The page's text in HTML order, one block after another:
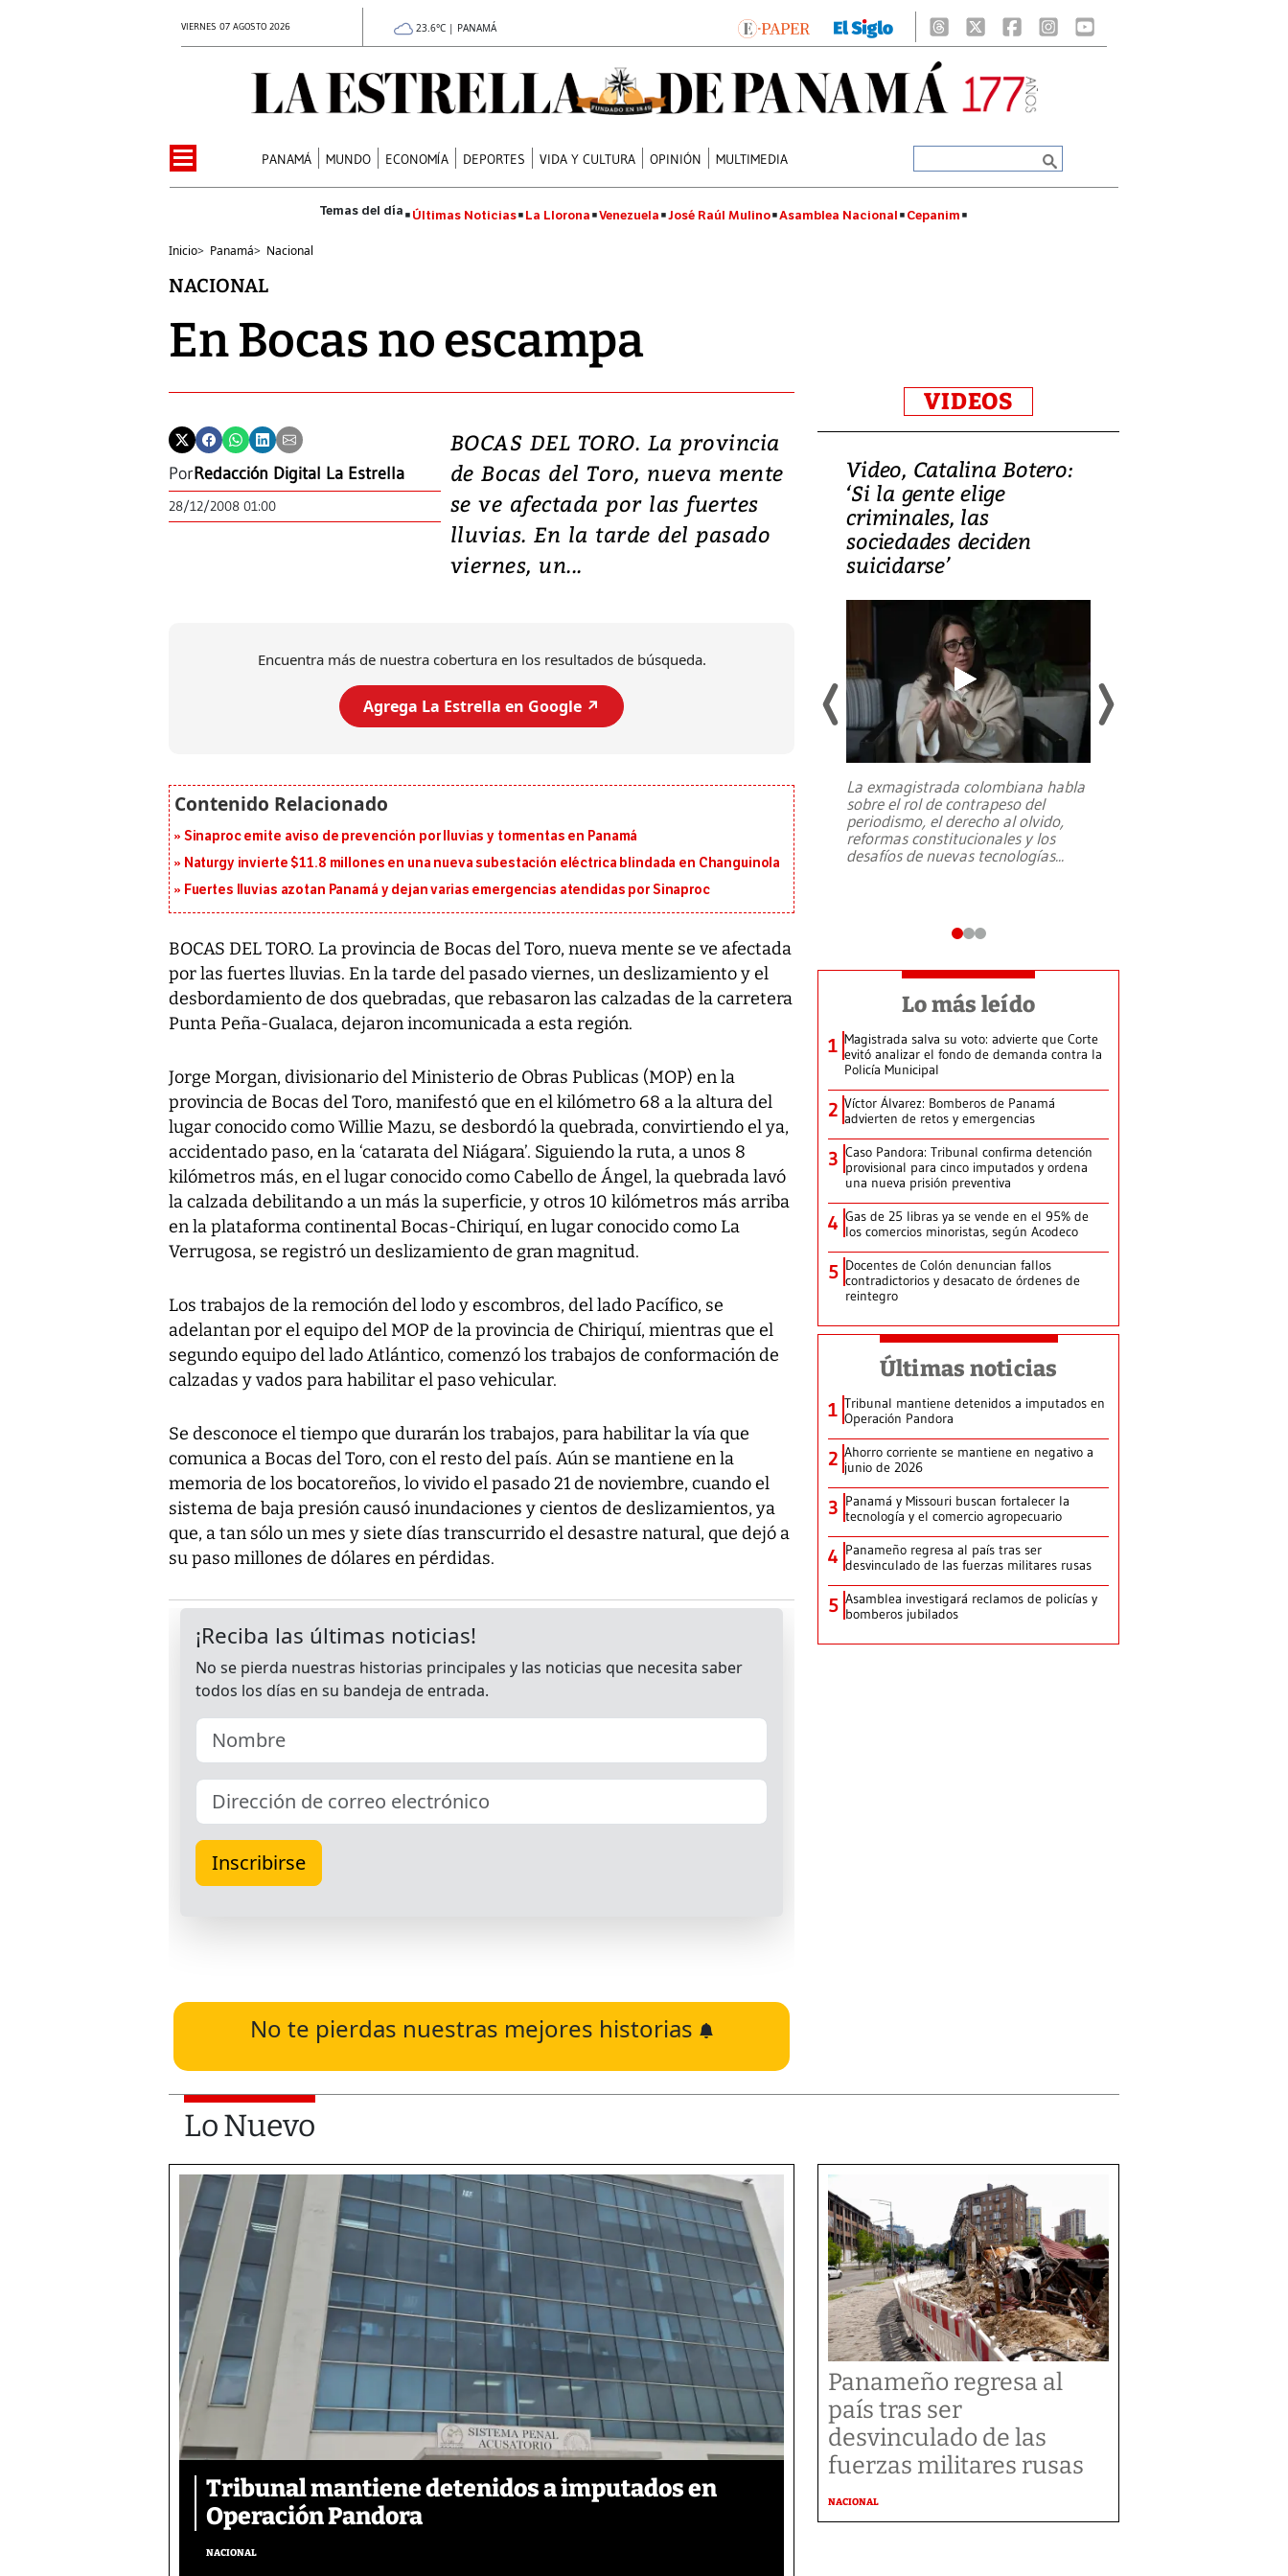
VIERNES 07 AGOSTO 2026 23.6°C | PANAMÁ
PANAMÁ MUNDO ECONOMÍA DEPORTES VIDA Y CULTURA OPINIÓN MULTIMEDIA
Últimas Noticias La Llorona Venezuela José Raúl Mulino Asamblea Nacional Cepanim
Inicio> Panamá> Nacional
NACIONAL
En Bocas no escampa
PorRedacción Digital La Estrella
28/12/2008 01:00
BOCAS DEL TORO. La provincia
de Bocas del Toro, nueva mente
se ve afectada por las fuertes
lluvias. En la tarde del pasado
viernes, un...
Encuentra más de nuestra cobertura en los resultados de búsqueda.
Agrega La Estrella en Google ↗️
Sinaproc emite aviso de prevención por lluvias y tormentas en Panamá
Naturgy invierte $11.8 millones en una nueva subestación eléctrica blindada en Changuinola
Fuertes lluvias azotan Panamá y dejan varias emergencias atendidas por Sinaproc
BOCAS DEL TORO. La provincia de Bocas del Toro, nueva mente se ve afectada
por las fuertes lluvias. En la tarde del pasado viernes, un deslizamiento y el
desbordamiento de dos quebradas, que rebasaron las calzadas de la carretera
Punta Peña-Gualaca, dejaron incomunicada a esta región.
Jorge Morgan, divisionario del Ministerio de Obras Publicas (MOP) en la
provincia de Bocas del Toro, manifestó que en el kilómetro 68 a la altura del
lugar conocido como Willie Mazu, se desbordó la quebrada, convirtiendo el ya,
accidentado paso, en la ‘catarata del Niágara’. Siguiendo la ruta, a unos 8
kilómetros más, en el lugar conocido como Cabello de Ángel, la quebrada lavó
la calzada debilitando a un más la superficie, y otros 10 kilómetros más arriba
en la plataforma continental Bocas-Chiriquí, en lugar conocido como La
Verrugosa, se registró un deslizamiento de gran magnitud.
Los trabajos de la remoción del lodo y escombros, del lado Pacífico, se
adelantan por el equipo del MOP de la provincia de Chiriquí, mientras que el
segundo equipo del lado Atlántico, comenzó los trabajos de conformación de
calzadas y vados para habilitar el paso vehicular.
Se desconoce el tiempo que durarán los trabajos, para habilitar la vía que
comunica a Bocas del Toro, con el resto del país. Aún se mantiene en la
memoria de los bocatoreños, lo vivido el pasado 21 de noviembre, cuando el
sistema de baja presión causó inundaciones y cientos de deslizamientos, ya
que, a tan sólo un mes y siete días transcurrido el desastre natural, que dejó a
su paso millones de dólares en pérdidas.
No te pierdas nuestras mejores historias
VIDEOS
Video, Japón: Terremoto
deja heridos y graves
daños en Kumamoto
al sur de Japón, provocando una
Video, Catalina Botero:
‘Si la gente elige
criminales, las
sociedades deciden
suicidarse’
La exmagistrada colombiana habla
sobre el rol de contrapeso del
periodismo, el derecho al olvido,
reformas constitucionales y los
desafíos de nuevas tecnologías...
Lo más leído
1 Magistrada salva su voto: advierte que Corte
evitó analizar el fondo de demanda contra la
Policía Municipal
2 Víctor Álvarez: Bomberos de Panamá
advierten de retos y emergencias
3 Caso Pandora: Tribunal confirma detención
provisional para cinco imputados y ordena
una nueva prisión preventiva
4 Gas de 25 libras ya se vende en el 95% de
los comercios minoristas, según Acodeco
5 Docentes de Colón denuncian fallos
contradictorios y desacato de órdenes de
reintegro
Últimas noticias
1 Tribunal mantiene detenidos a imputados en
Operación Pandora
2 Ahorro corriente se mantiene en negativo a
junio de 2026
3 Panamá y Missouri buscan fortalecer la
tecnología y el comercio agropecuario
4 Panameño regresa al país tras ser
desvinculado de las fuerzas militares rusas
5 Asamblea investigará reclamos de policías y
bomberos jubilados
Lo Nuevo
Tribunal mantiene detenidos a imputados en
Operación Pandora
NACIONAL
Panameño regresa al
país tras ser
desvinculado de las
fuerzas militares rusas
NACIONAL